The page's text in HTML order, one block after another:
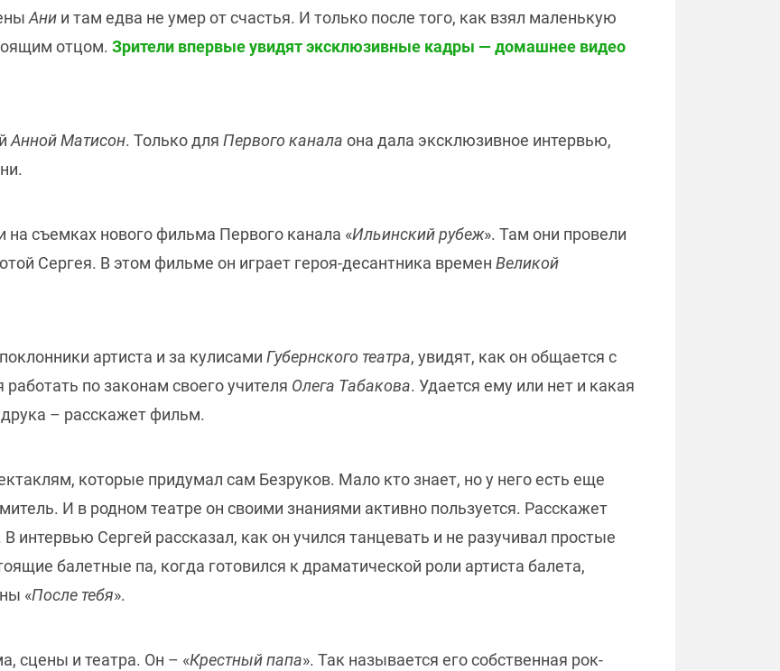
Ани и там едва не умер от счастья. И только после того, как взял маленькую
отцом. Зрители впервые увидят эксклюзивные кадры — домашнее видео
Анной Матисон. Только для Первого канала она дала эксклюзивное интервью,
съемках нового фильма Первого канала «Ильинский рубеж». Там они провели
Сергея. В этом фильме он играет героя-десантника времен Великой
артиста и за кулисами Губернского театра, увидят, как он общается с
по законам своего учителя Олега Табакова. Удается ему или нет и какая
– расскажет фильм.
которые придумал сам Безруков. Мало кто знает, но у него есть еще
И в родном театре он своими знаниями активно пользуется. Расскажет
интервью Сергей рассказал, как он учился танцевать и не разучивал простые
балетные па, когда готовился к драматической роли артиста балета,
«После тебя».
сцены и театра. Он – «Крестный папа». Так называется его собственная рок-